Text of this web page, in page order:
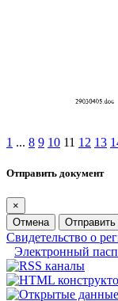
1 ... 8 9 10 11 12 13
Отправить документ
×
Отмена
Отправить
Свидетельство о
Электронный